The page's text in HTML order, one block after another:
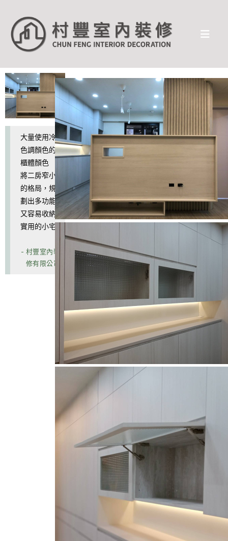
大量使用冷
色調顏色的
櫃體顏色
將二房窄小
的格局，規
劃出多功能
又容易收納
實用的小宅
- 村豐室內裝
修有限公司